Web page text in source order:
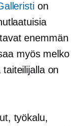
on
enemmän
myös melko
on
työkalu,